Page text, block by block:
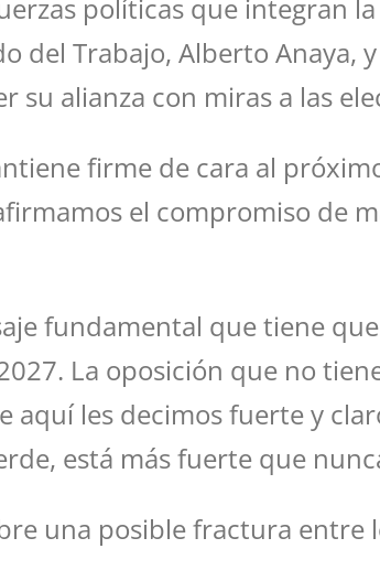
políticas que integran
del Trabajo, Alberto Anaya,
alianza con miras a las
firme de cara al
el compromiso de
fundamental que tiene
La oposición que no
aquí les decimos fuerte y
está más fuerte que
una posible fractura entre